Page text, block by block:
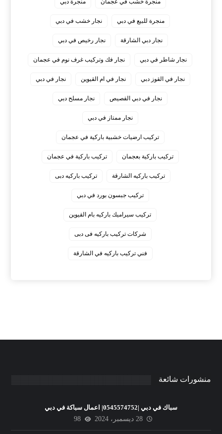
منجرة خشب في عجمان منجرة دبي
منجرة للبيع في دبي نجار خشب في دبي
نجار دبي الشارقة نجار رخيص في دبي
نجار شاطر في دبي نجار فك وتركيب غرف نوم في عجمان
نجار في القوز دبي نجار في ام القيوين نجار في دبي
نجار في دبي القصيص نجار مسلح دبي
نجار ممتاز في دبي
‏تركيب ارضيات خشبية باركية في عجمان
‏تركيب باركية بعجمان ‏تركيب باركية في عجمان
‏تركيب باركيه الشارقة ‏تركيب باركيه دبى
‏تركيب جبسون بورد في دبي
‏تركيب سيراميك باركيه بام القيوين
‏شركات تركيب باركيه فى دبى
‏فني تركيب باركيه في الشارقة
منشورات شائعة
سباك في دبي |0545574752| اعمال سباكة في دبي
28 ديسمبر، 2024
98